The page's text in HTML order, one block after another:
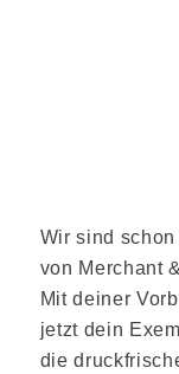
Wir sind
von Merchant
Mit deiner
jetzt dein
die